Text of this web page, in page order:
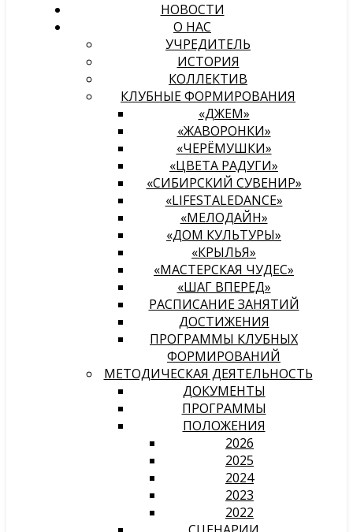
НОВОСТИ
О НАС
УЧРЕДИТЕЛЬ
ИСТОРИЯ
КОЛЛЕКТИВ
КЛУБНЫЕ ФОРМИРОВАНИЯ
«ДЖЕМ»
«ЖАВОРОНКИ»
«ЧЕРЁМУШКИ»
«ЦВЕТА РАДУГИ»
«СИБИРСКИЙ СУВЕНИР»
«LIFESTALEDANCE»
«МЕЛОДАЙН»
«ДОМ КУЛЬТУРЫ»
«КРЫЛЬЯ»
«МАСТЕРСКАЯ ЧУДЕС»
«ШАГ ВПЕРЕД»
РАСПИСАНИЕ ЗАНЯТИЙ
ДОСТИЖЕНИЯ
ПРОГРАММЫ КЛУБНЫХ
ФОРМИРОВАНИЙ
МЕТОДИЧЕСКАЯ ДЕЯТЕЛЬНОСТЬ
ДОКУМЕНТЫ
ПРОГРАММЫ
ПОЛОЖЕНИЯ
2026
2025
2024
2023
2022